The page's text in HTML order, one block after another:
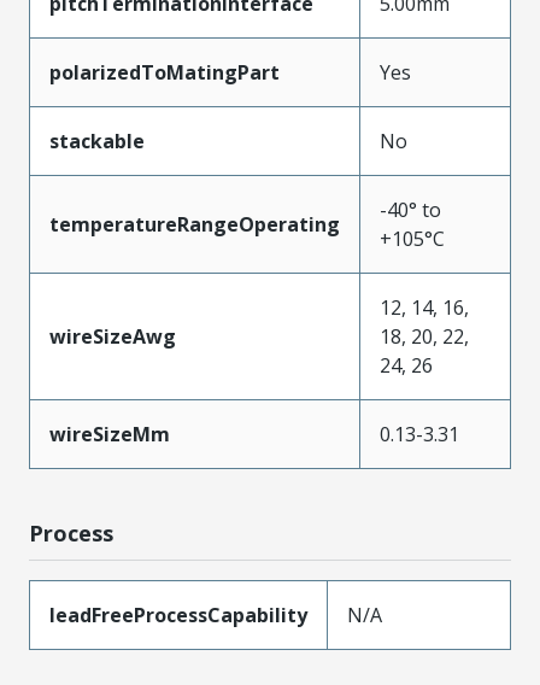
polarizedToMatingPart Yes
stackable No
temperatureRangeOperating
-40° to
+105°C
wireSizeAwg
12, 14, 16,
18, 20, 22,
24, 26
wireSizeMm 0.13-3.31
Process
leadFreeProcessCapability N/A